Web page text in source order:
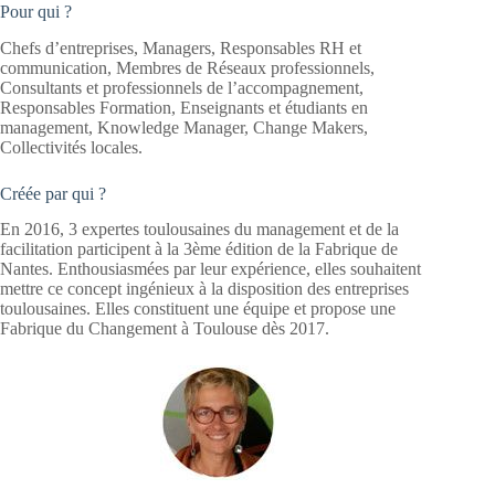
Pour qui ?
Chefs d’entreprises, Managers, Responsables RH et
communication, Membres de Réseaux professionnels,
Consultants et professionnels de l’accompagnement,
Responsables Formation, Enseignants et étudiants en
management, Knowledge Manager, Change Makers,
Collectivités locales.
Créée par qui ?
En 2016, 3 expertes toulousaines du management et de la
facilitation participent à la 3ème édition de la Fabrique de
Nantes. Enthousiasmées par leur expérience, elles souhaitent
mettre ce concept ingénieux à la disposition des entreprises
toulousaines. Elles constituent une équipe et propose une
Fabrique du Changement à Toulouse dès 2017.